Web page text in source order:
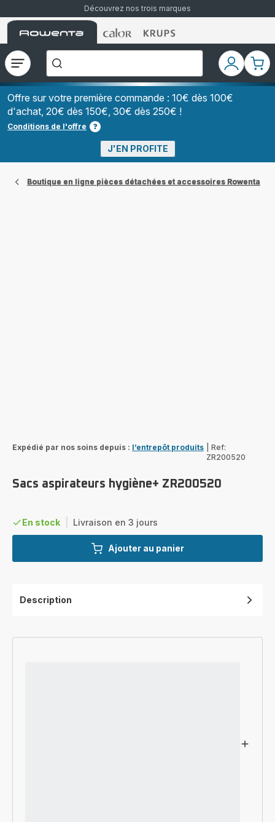
Découvrez nos trois marques
Accueil
Rowenta
Accueil
Rowenta
Accueil
Rowenta
Ouvrir
le
menu
recherchez-
vous
?","Aspirateurs
à
Grains","Centrales
Vapeurs","Sèche
Cheveux"]
Mon
compte
Mon
Offre sur votre première commande : 10€ dès 100€
d'achat, 20€ dès 150€, 30€ dès 250€ !
Conditions de l'offre
J'EN PROFITE
Boutique en ligne pièces détachées et accessoires Rowenta
Expédié par nos soins depuis : l’entrepôt produits
Ref:
ZR200520
Sacs aspirateurs hygiène+ ZR200520
En stock Livraison en 3 jours
Ajouter au panier
Description